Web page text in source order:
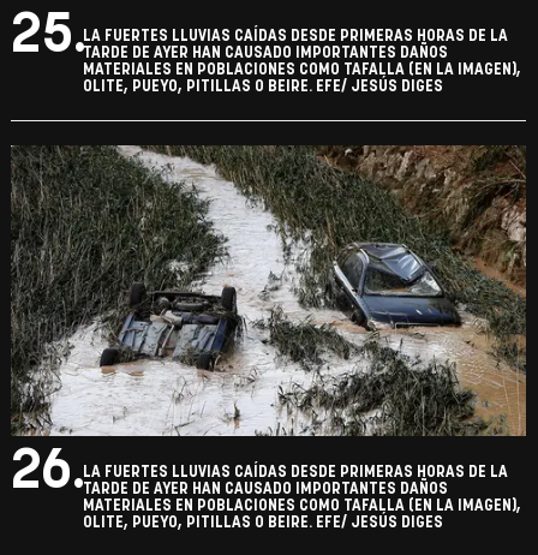
25.LA FUERTES LLUVIAS CAÍDAS DESDE PRIMERAS HORAS DE LA
TARDE DE AYER HAN CAUSADO IMPORTANTES DAÑOS
MATERIALES EN POBLACIONES COMO TAFALLA (EN LA IMAGEN),
OLITE, PUEYO, PITILLAS O BEIRE. EFE/ JESÚS DIGES
26.LA FUERTES LLUVIAS CAÍDAS DESDE PRIMERAS HORAS DE LA
TARDE DE AYER HAN CAUSADO IMPORTANTES DAÑOS
MATERIALES EN POBLACIONES COMO TAFALLA (EN LA IMAGEN),
OLITE, PUEYO, PITILLAS O BEIRE. EFE/ JESÚS DIGES